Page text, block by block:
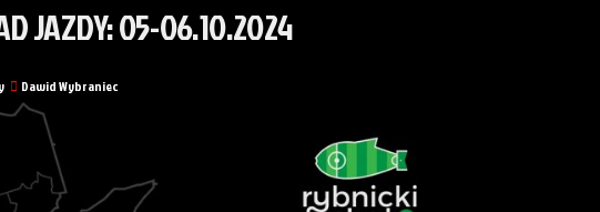
O rybnickich manszaftach
JAZDY: 05-06.10.2024
Dawid Wybraniec